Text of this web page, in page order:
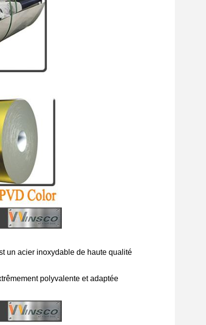
un acier inoxydable de haute qualité
polyvalente et adaptée